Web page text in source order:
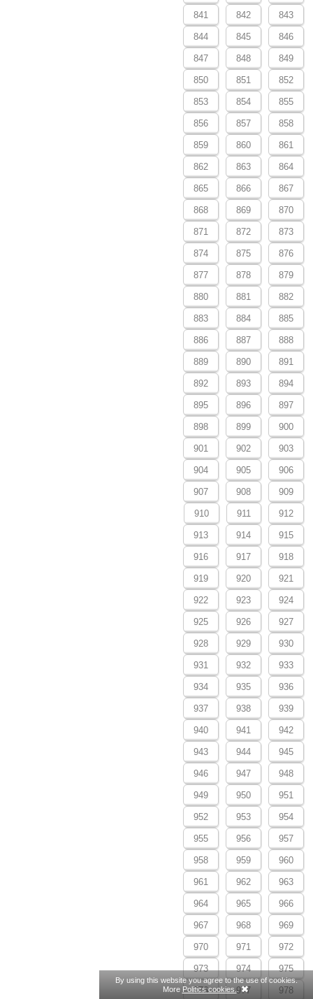
841 842 843
844 845 846
847 848 849
850 851 852
853 854 855
856 857 858
859 860 861
862 863 864
865 866 867
868 869 870
871 872 873
874 875 876
877 878 879
880 881 882
883 884 885
886 887 888
889 890 891
892 893 894
895 896 897
898 899 900
901 902 903
904 905 906
907 908 909
910 911 912
913 914 915
916 917 918
919 920 921
922 923 924
925 926 927
928 929 930
931 932 933
934 935 936
937 938 939
940 941 942
943 944 945
946 947 948
949 950 951
952 953 954
955 956 957
958 959 960
961 962 963
964 965 966
967 968 969
970 971 972
973 974 975
976 977 978
By using this website you agree to the use of cookies.
More Politics cookies. .